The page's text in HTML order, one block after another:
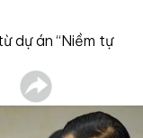
dự án “Niềm tự